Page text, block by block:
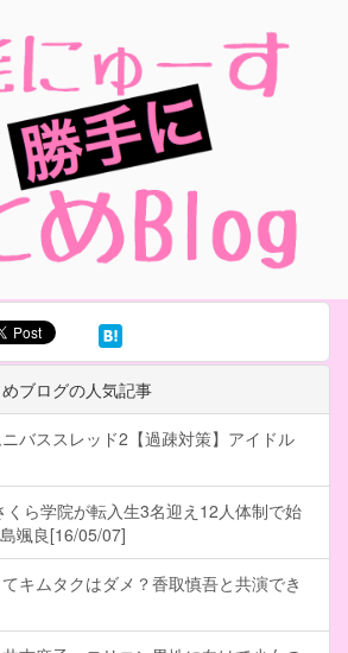
ブログの人気記事
ニバススレッド2【過疎対策】アイドル
くら学院が転入生3名迎え12人体制で始
颯良[16/05/07]
てキムタクはダメ？香取慎吾と共演でき